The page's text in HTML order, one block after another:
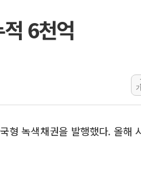
외교부, 美 의
공진원, 맨시티
GS25 '소비뇽
李대통령, 국가
신세계百, 포트
6천억
형 녹색채권을 발행했다. 올해